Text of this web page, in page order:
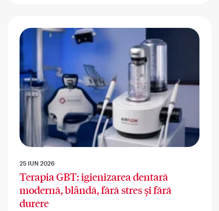
25 IUN 2026
Terapia GBT: igienizarea dentară
modernă, blândă, fără stres și fără
durere